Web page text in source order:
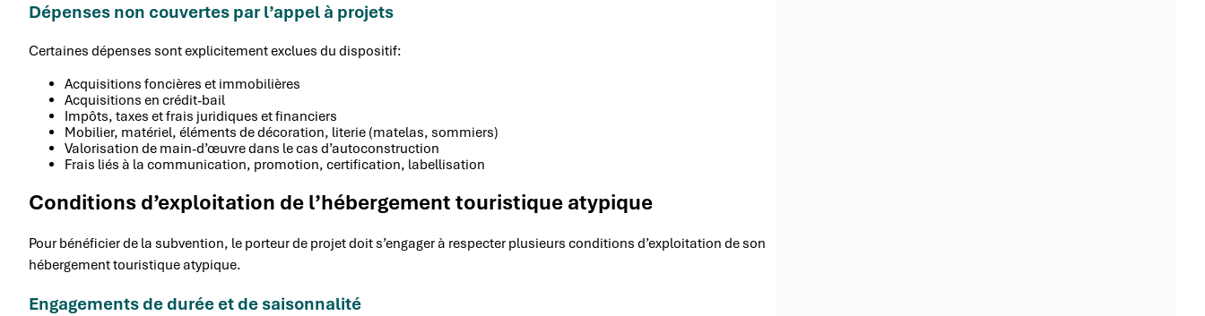
Dépenses non couvertes par l’appel à projets
Certaines dépenses sont explicitement exclues du dispositif:
Acquisitions foncières et immobilières
Acquisitions en crédit-bail
Impôts, taxes et frais juridiques et financiers
Mobilier, matériel, éléments de décoration, literie (matelas, sommiers)
Valorisation de main-d’œuvre dans le cas d’autoconstruction
Frais liés à la communication, promotion, certification, labellisation
Conditions d’exploitation de l’hébergement touristique atypique
Pour bénéficier de la subvention, le porteur de projet doit s’engager à respecter plusieurs conditions d’exploitation de son
hébergement touristique atypique.
Engagements de durée et de saisonnalité